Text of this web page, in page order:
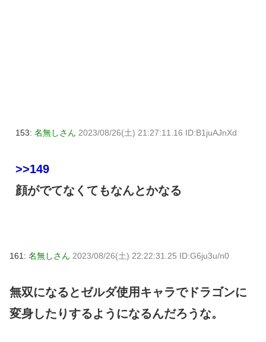
153: 名無しさん 2023/08/26(土) 21:27:11.16 ID:B1juAJnXd
>>149
顔がでてなくてもなんとかなる
161: 名無しさん 2023/08/26(土) 22:22:31.25 ID:G6ju3u/n0
無双になるとゼルダ使用キャラでドラゴンに
変身したりするようになるんだろうな。